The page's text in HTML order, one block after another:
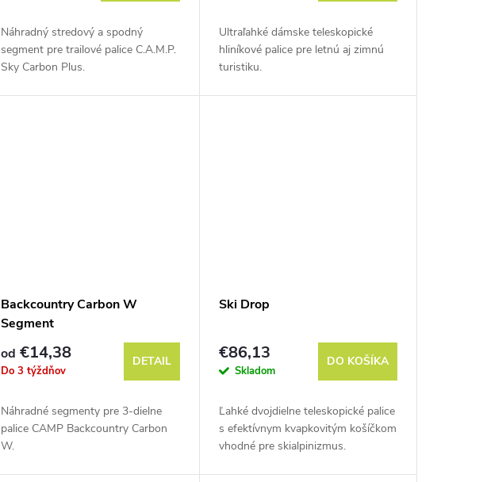
Náhradný stredový a spodný
segment pre trailové palice C.A.M.P.
Sky Carbon Plus.
Ultraľahké dámske teleskopické
hliníkové palice pre letnú aj zimnú
turistiku.
Backcountry Carbon W
Segment
od €14,38
Do 3 týždňov
DETAIL
Náhradné segmenty pre 3-dielne
palice CAMP Backcountry Carbon
W.
Ski Drop
€86,13
Skladom
DO KOŠÍKA
Ľahké dvojdielne teleskopické palice
s efektívnym kvapkovitým košíčkom
vhodné pre skialpinizmus.